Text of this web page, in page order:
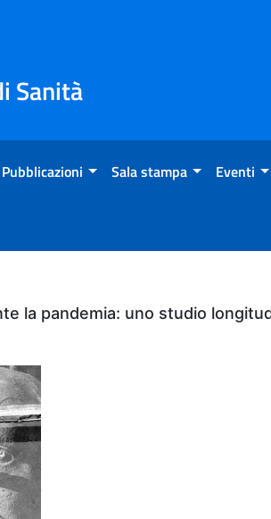
Sanità
Pubblicazioni Sala stampa Eventi
la pandemia: uno studio